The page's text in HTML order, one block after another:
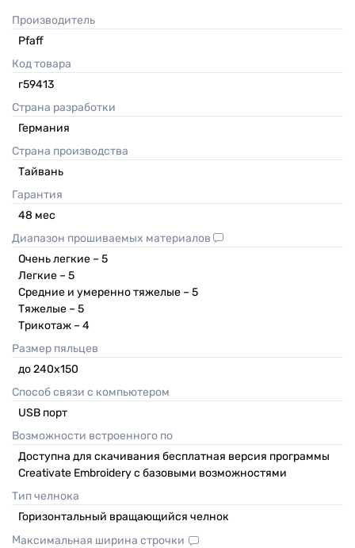
Производитель
Pfaff
Код товара
г59413
Страна разработки
Германия
Страна производства
Тайвань
Гарантия
48 мес
Диапазон прошиваемых материалов
Очень легкие – 5
Легкие – 5
Средние и умеренно тяжелые – 5
Тяжелые – 5
Трикотаж – 4
Размер пяльцев
до 240х150
Способ связи с компьютером
USB порт
Возможности встроенного по
Доступна для скачивания бесплатная версия программы
Creativate Embroidery с базовыми возможностями
Тип челнока
Горизонтальный вращающийся челнок
Максимальная ширина строчки